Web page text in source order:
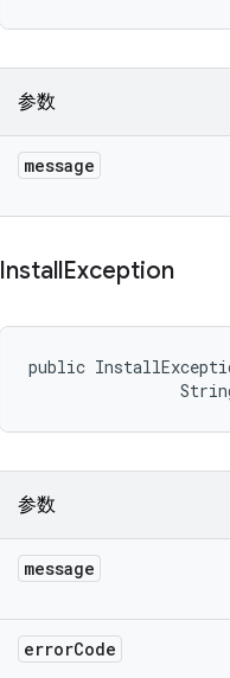
参数
message
InstallException
public
参数
message
errorCode